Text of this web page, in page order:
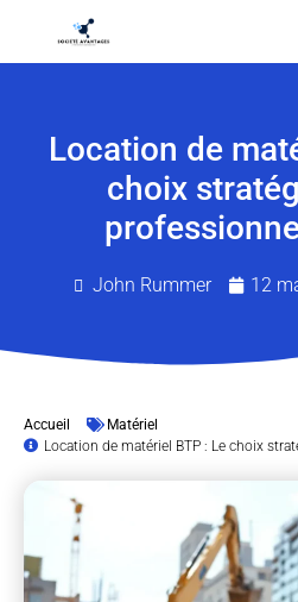
Location de
choix
John Rummer 12
Accueil
Matériel
Location de matériel BTP : Le choix